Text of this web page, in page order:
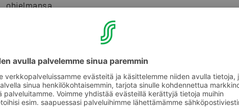
ohjelmansa.
SOK-yhtymän palvelutoiminnan tehokkuusselvitys ei
myymälöitä tai muita toimipaikkoja.